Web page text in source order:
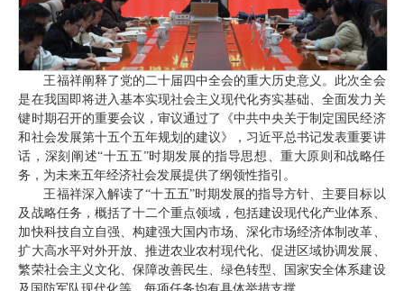
王福祥阐释了党的二十届四中全会的重大历史意义。此次全会
是在我国即将进入基本实现社会主义现代化夯实基础、全面发力关
键时期召开的重要会议，审议通过了《中共中央关于制定国民经济
和社会发展第十五个五年规划的建议》，习近平总书记发表重要讲
话，深刻阐述“十五五”时期发展的指导思想、重大原则和战略任
务，为未来五年经济社会发展提供了纲领性指引。
王福祥深入解读了“十五五”时期发展的指导方针、主要目标以
及战略任务，概括了十二个重点领域，包括建设现代化产业体系、
加快科技自立自强、构建强大国内市场、深化市场经济体制改革、
扩大高水平对外开放、推进农业农村现代化、促进区域协调发展、
繁荣社会主义文化、保障改善民生、绿色转型、国家安全体系建设